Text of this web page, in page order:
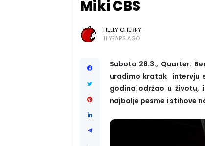
Miki ČBS
HELLY CHERRY
11 YEARS AGO
Subota 28.3., Quarter.
uradimo kratak intervju
godina održao u životu,
najbolje pesme i stihove